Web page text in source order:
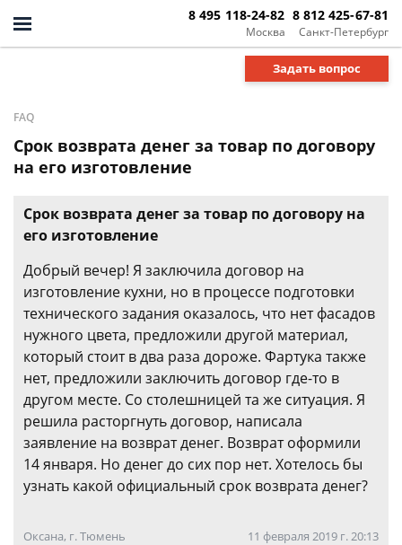
Москва
8 495 118-24-82
Санкт-Петербург
8 812 425-67-81
Задать вопрос
FAQ
Срок возврата денег за товар по договору
на его изготовление
Срок возврата денег за товар по договору на
его изготовление
Добрый вечер! Я заключила договор на
изготовление кухни, но в процессе подготовки
технического задания оказалось, что нет фасадов
нужного цвета, предложили другой материал,
который стоит в два раза дороже. Фартука также
нет, предложили заключить договор где-то в
другом месте. Со столешницей та же ситуация. Я
решила расторгнуть договор, написала
заявление на возврат денег. Возврат оформили
14 января. Но денег до сих пор нет. Хотелось бы
узнать какой официальный срок возврата денег?
Оксана, г. Тюмень 11 февраля 2019 г. 20:13